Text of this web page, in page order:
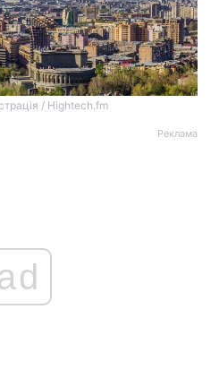
/ Hightech.fm
Реклама